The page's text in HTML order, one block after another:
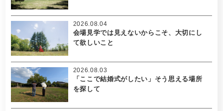
会場見学では見えないからこそ、大切にし
て欲しいこと
2026.08.04
「ここで結婚式がしたい」そう思える場所
を探して
2026.08.03